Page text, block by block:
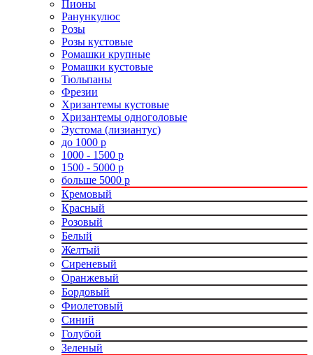
Пионы
Ранункулюс
Розы
Розы кустовые
Ромашки крупные
Ромашки кустовые
Тюльпаны
Фрезии
Хризантемы кустовые
Хризантемы одноголовые
Эустома (лизиантус)
до 1000 р
1000 - 1500 р
1500 - 5000 р
больше 5000 р
Кремовый
Красный
Розовый
Белый
Желтый
Сиреневый
Оранжевый
Бордовый
Фиолетовый
Синий
Голубой
Зеленый